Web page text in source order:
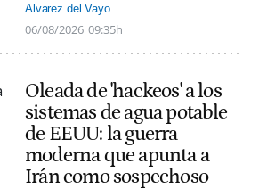
Alvarez del Vayo
06/08/2026 09:35h
Oleada de 'hackeos' a los
sistemas de agua potable
de EEUU: la guerra
moderna que apunta a
Irán como sospechoso